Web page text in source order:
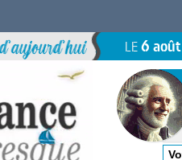
LE6 août